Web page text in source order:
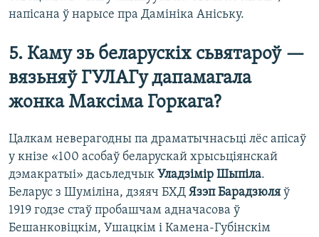
напісана ў нарысе пра Дамініка Аніську.
5. Каму зь беларускіх сьвятароў —
вязьняў ГУЛАГу дапамагала
жонка Максіма Горкага?
Цалкам неверагодны па драматычнасьці лёс апісаў
у кнізе «100 асобаў беларускай хрысьціянскай
дэмакратыі» дасьледчык Уладзімір Шыпіла.
Беларус з Шуміліна, дзяяч БХД Язэп Барадзюля ў
1919 годзе стаў пробашчам адначасова ў
Бешанковіцкім, Ушацкім і Камена-Губінскім